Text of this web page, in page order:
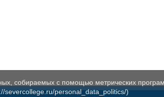
собираемых с помощью метрических
severcollege.ru/personal_data_politics/)